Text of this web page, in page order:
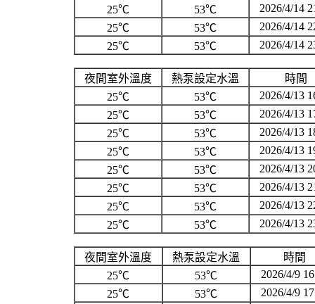
25℃ 53℃
2026/4/14
25℃
53℃
2026/4/14
25℃
53℃ 2026/4/14
夜間室外溫度 熱泵設定水溫
時間
25℃
53℃
2026/4/13
25℃
53℃
2026/4/13
25℃
53℃
2026/4/13
25℃
53℃
2026/4/13
25℃
53℃
2026/4/13
25℃
53℃
2026/4/13
25℃
53℃
2026/4/13
25℃
53℃ 2026/4/13
夜間室外溫度 熱泵設定水溫
時間
25℃
53℃
2026/4/9
25℃
53℃
2026/4/9